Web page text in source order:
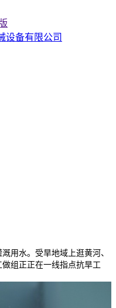
水。受旱地域上逛黄河、
组正正在一线指点抗旱工